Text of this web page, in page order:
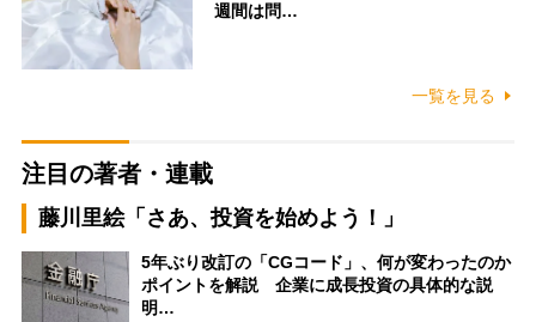
週間は問…
一覧を見る
注目の著者・連載
藤川里絵「さあ、投資を始めよう！」
5年ぶり改訂の「CGコード」、何が変わったのか
ポイントを解説 企業に成長投資の具体的な説
明…